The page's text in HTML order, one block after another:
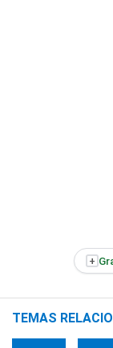
+
TEMAS